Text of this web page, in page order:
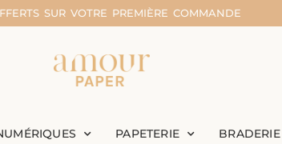
SUR VOTRE PREMIÈRE COMMANDE
PAPETERIE BRADERIE